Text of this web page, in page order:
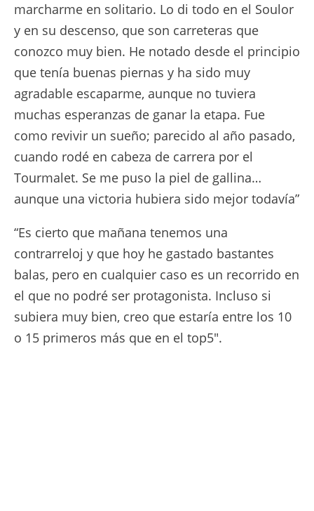
marcharme en solitario. Lo di todo en el Soulor
y en su descenso, que son carreteras que
conozco muy bien. He notado desde el principio
que tenía buenas piernas y ha sido muy
agradable escaparme, aunque no tuviera
muchas esperanzas de ganar la etapa. Fue
como revivir un sueño; parecido al año pasado,
cuando rodé en cabeza de carrera por el
Tourmalet. Se me puso la piel de gallina…
aunque una victoria hubiera sido mejor todavía”
“Es cierto que mañana tenemos una
contrarreloj y que hoy he gastado bastantes
balas, pero en cualquier caso es un recorrido en
el que no podré ser protagonista. Incluso si
subiera muy bien, creo que estaría entre los 10
o 15 primeros más que en el top5".